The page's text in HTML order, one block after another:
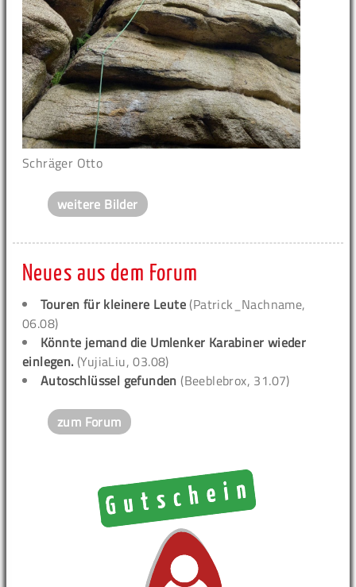
Schräger Otto
weitere Bilder
Neues aus dem Forum
Touren für kleinere Leute (Patrick_Nachname,
06.08)
Könnte jemand die Umlenker Karabiner wieder
einlegen. (YujiaLiu, 03.08)
Autoschlüssel gefunden (Beeblebrox, 31.07)
zum Forum